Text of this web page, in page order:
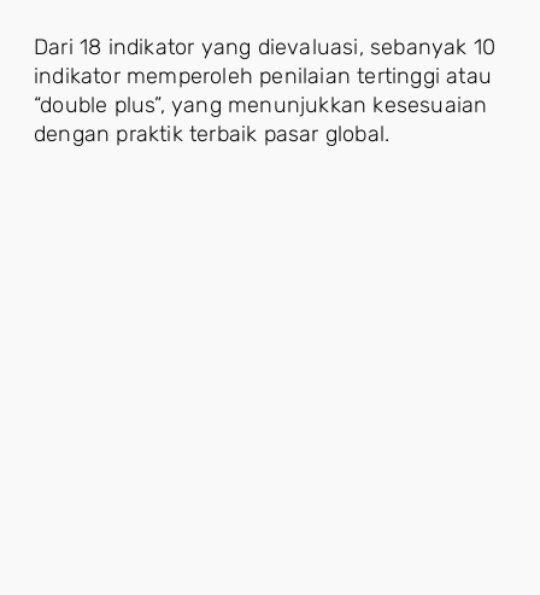
Dari 18 indikator yang dievaluasi, sebanyak 10
indikator memperoleh penilaian tertinggi atau
“double plus”, yang menunjukkan kesesuaian
dengan praktik terbaik pasar global.